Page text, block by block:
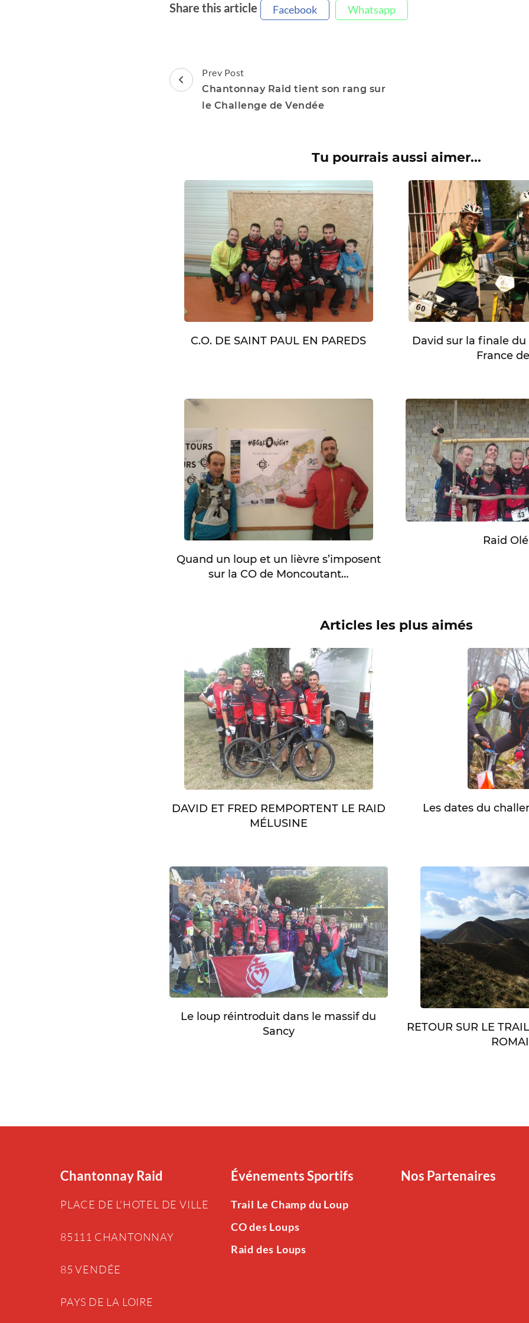
Share this article Facebook Whatsapp
Post
Navigation
Prev Post
Chantonnay Raid tient son rang sur
le Challenge de Vendée
Tu pourrais aussi aimer...
C.O. DE SAINT PAUL EN PAREDS
David sur la finale
France
Quand un loup et un lièvre s’imposent
sur la CO de Moncoutant…
Raid
Articles les plus aimés
DAVID ET FRED REMPORTENT LE RAID
MÉLUSINE
Les dates du
Le loup réintroduit dans le massif du
Sancy
RETOUR SUR LE
Chantonnay Raid
PLACE DE L’HOTEL DE VILLE
85111 CHANTONNAY
85 VENDÉE
PAYS DE LA LOIRE
Événements Sportifs
Trail Le Champ du Loup
CO des Loups
Raid des Loups
Nos Partenaires